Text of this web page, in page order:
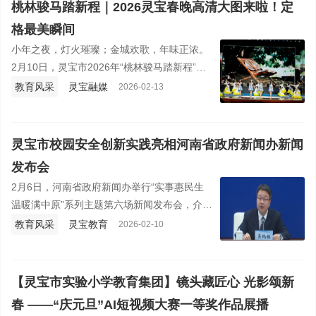
桃林骏马踏新程｜2026灵宝春晚高清大图来啦！定
格最美瞬间
小年之夜，灯火璀璨；金城欢歌，年味正浓。
2月10日，灵宝市2026年“桃林骏马踏新程”春
节文艺晚会精彩上演，本土原创、全民参演、
教育风采 灵宝融媒 2026-02-13
灵宝市校园安全创新实践亮相河南省政府新闻办新闻
发布会
2月6日，河南省政府新闻办举行“实事惠民生
温暖满中原”系列主题第六场新闻发布会，介绍
2025年我省重点民生实事“开展幼儿园、中小
记者提问。
教育风采 灵宝教育 2026-02-10
【灵宝市实验小学教育集团】镜头藏匠心 光影颂新
春 ——“庆元旦”AI短视频大赛一等奖作品展播